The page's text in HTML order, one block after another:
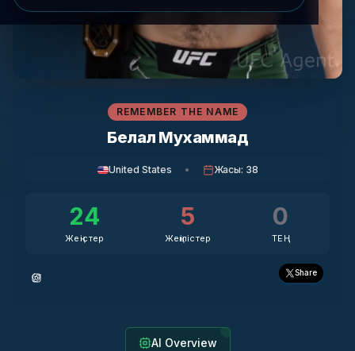
REMEMBER THE NAME
Белал Мухаммад
United States • Жасы: 38
24
Жеңістер
5
Жеңілістер
0
ТЕҢ
Share
AI Overview